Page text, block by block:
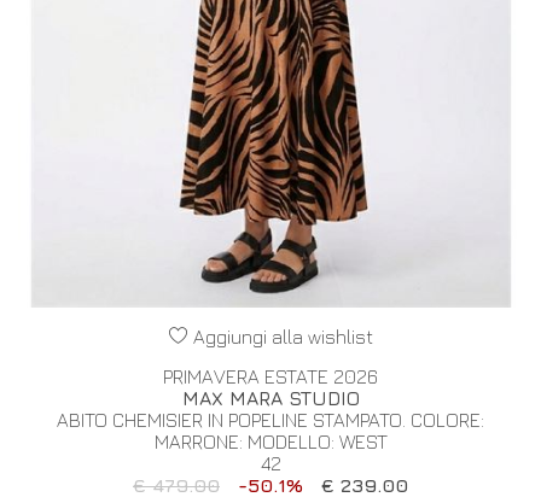
Aggiungi alla wishlist
PRIMAVERA ESTATE 2026
MAX MARA STUDIO
ABITO CHEMISIER IN POPELINE STAMPATO. COLORE:
MARRONE: MODELLO: WEST
42
€ 479.00
-50.1% € 239.00